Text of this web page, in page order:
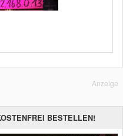
Anzeige
BESTELLEN!